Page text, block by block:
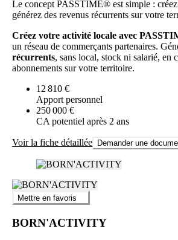
Le concept PASSTIME® est simple :
générez des revenus récurrents sur votre
Créez votre activité locale avec
un réseau de commerçants partenaires.
récurrents, sans local, stock ni salarié, en
abonnements sur votre territoire.
12 810 €
Apport personnel
250 000 €
CA potentiel après 2 ans
Voir la fiche détaillée Demander une
Mettre en favoris
BORN'ACTIVITY